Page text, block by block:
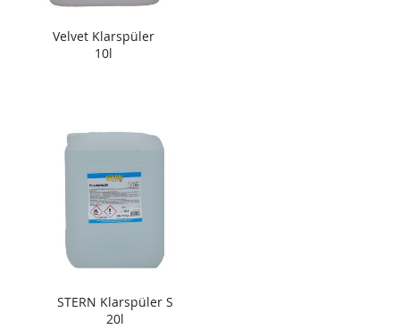
Velvet Klarspüler
10l
STERN Klarspüler S
20l